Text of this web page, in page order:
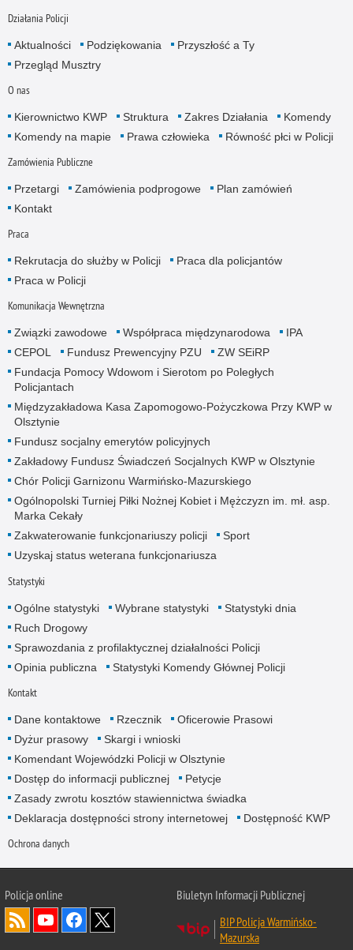
Działania Policji
Aktualności Podziękowania
Przyszłość a Ty
Przegląd Musztry
O nas
Kierownictwo KWP Struktura Zakres Działania
Komendy
Komendy na mapie
Prawa człowieka Równość płci w Policji
Zamówienia Publiczne
Przetargi Zamówienia podprogowe
Plan zamówień
Kontakt
Praca
Rekrutacja do służby w Policji
Praca dla policjantów
Praca w Policji
Komunikacja Wewnętrzna
Związki zawodowe Współpraca międzynarodowa
IPA
CEPOL
Fundusz Prewencyjny PZU
ZW SEiRP
Fundacja Pomocy Wdowom i Sierotom po Poległych
Policjantach
Międzyzakładowa Kasa Zapomogowo-Pożyczkowa Przy KWP w
Olsztynie
Fundusz socjalny emerytów policyjnych
Zakładowy Fundusz Świadczeń Socjalnych KWP w Olsztynie
Chór Policji Garnizonu Warmińsko-Mazurskiego
Ogólnopolski Turniej Piłki Nożnej Kobiet i Mężczyzn im. mł. asp.
Marka Cekały
Zakwaterowanie funkcjonariuszy policji
Sport
Uzyskaj status weterana funkcjonariusza
Statystyki
Ogólne statystyki Wybrane statystyki
Statystyki dnia
Ruch Drogowy
Sprawozdania z profilaktycznej działalności Policji
Opinia publiczna
Statystyki Komendy Głównej Policji
Kontakt
Dane kontaktowe Rzecznik
Oficerowie Prasowi
Dyżur prasowy
Skargi i wnioski
Komendant Wojewódzki Policji w Olsztynie
Dostęp do informacji publicznej
Petycje
Zasady zwrotu kosztów stawiennictwa świadka
Deklaracja dostępności strony internetowej
Dostępność KWP
Ochrona danych
Policja online
Biuletyn Informacji Publicznej
BIP Policja Warmińsko-
Mazurska